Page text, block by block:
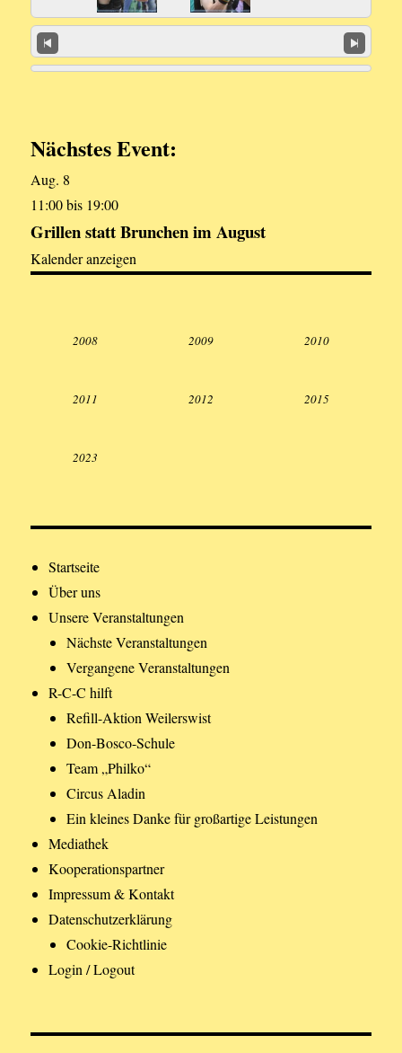
Nächstes Event:
Aug. 8
11:00bis 19:00
Grillen statt Brunchen im August
Kalender anzeigen
2008 2009 2010
2011 2012 2015
2023
Startseite
Über uns
Unsere Veranstaltungen
Nächste Veranstaltungen
Vergangene Veranstaltungen
R-C-C hilft
Refill-Aktion Weilerswist
Don-Bosco-Schule
Team „Philko“
Circus Aladin
Ein kleines Danke für großartige Leistungen
Mediathek
Kooperationspartner
Impressum & Kontakt
Datenschutzerklärung
Cookie-Richtlinie
Login / Logout